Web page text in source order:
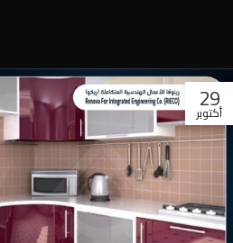
29
أكتوبر